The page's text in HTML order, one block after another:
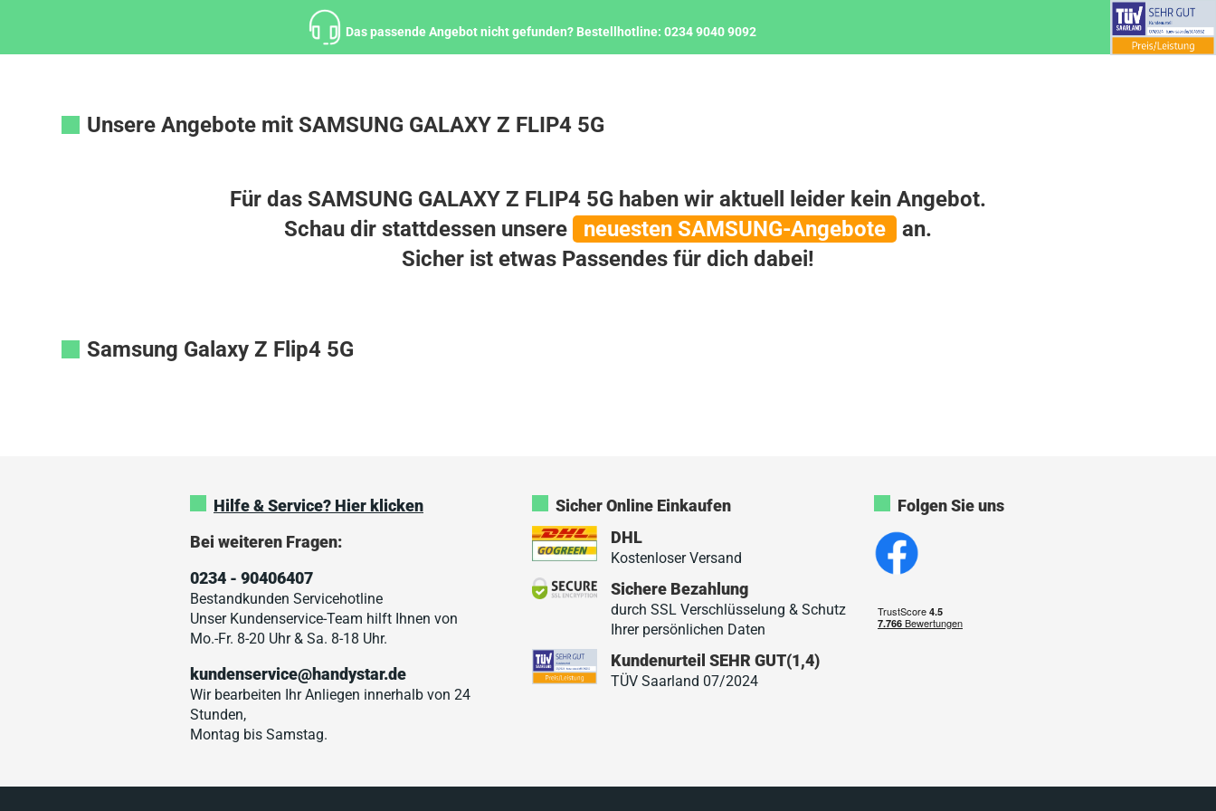
Das passende Angebot nicht gefunden?Bestellhotline: 0234 9040 9092
Unsere Angebote mit SAMSUNG GALAXY Z FLIP4 5G
Für das SAMSUNG GALAXY Z FLIP4 5G haben wir aktuell leider kein Angebot.
Schau dir stattdessen unsere
neuesten SAMSUNG-Angebote
an.
Sicher ist etwas Passendes für dich dabei!
Samsung Galaxy Z Flip4 5G
Hilfe & Service? Hier klicken
Bei weiteren Fragen:
0234 - 90406407
Bestandkunden Servicehotline
Unser Kundenservice-Team hilft Ihnen von
Mo.-Fr. 8-20 Uhr & Sa. 8-18 Uhr.
kundenservice@handystar.de
Wir bearbeiten Ihr Anliegen innerhalb von 24
Stunden,
Montag bis Samstag.
Sicher Online Einkaufen
DHL
Kostenloser Versand
Sichere Bezahlung
durch SSL Verschlüsselung & Schutz
Ihrer persönlichen Daten
Kundenurteil SEHR GUT(1,4)
TÜV Saarland 07/2024
Folgen Sie uns